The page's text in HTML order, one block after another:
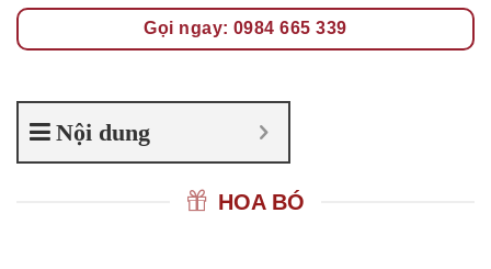
Gọi ngay: 0984 665 339
Nội dung
HOA BÓ